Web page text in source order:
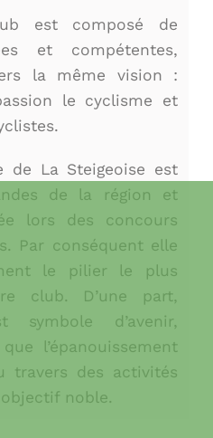
est composé de
et compétentes,
la même vision :
le cyclisme et
de La Steigeoise est
de la région et
lors des concours
Par conséquent elle
le pilier le plus
club. D’une part,
symbole d’avenir,
l’épanouissement
travers des activités
noble.